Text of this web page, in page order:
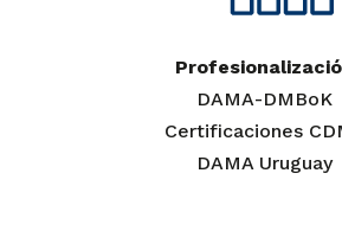
DAMA-DMBoK
Certificaciones
DAMA Uruguay